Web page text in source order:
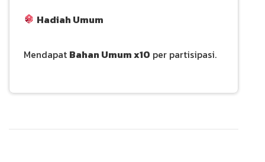
Hadiah Umum
Mendapat Bahan Umum x10 per partisipasi.